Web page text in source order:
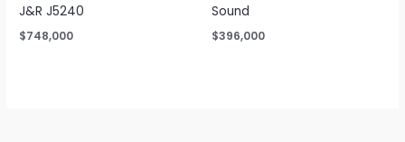
J&R J5240
$748,000
Sound
$396,000